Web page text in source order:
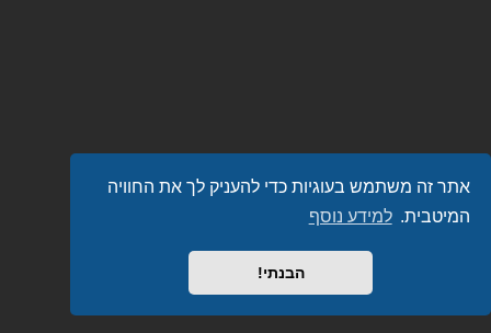
אתר זה משתמש בעוגיות כדי להעניק לך את החוויה
המיטבית. למידע נוסף
הבנתי!